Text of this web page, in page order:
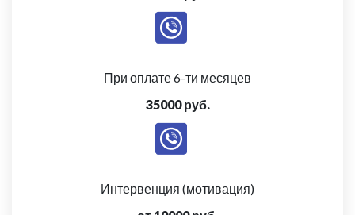
При оплате 6-ти месяцев
35000 руб.
Интервенция (мотивация)